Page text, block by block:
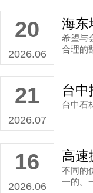
20
2026.06
希望与
合理的
21
2026.07
台中石
16
2026.06
高速
不同的
一的。